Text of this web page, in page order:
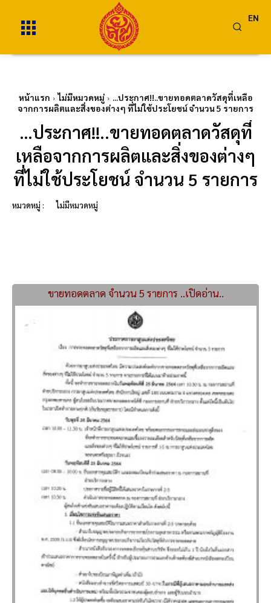
EN
หน้าแรก ไม่มีหมวดหมู่
...ประกาศ!!..ขายทอดตลาดวัสดุที่เหลือ
จากการผลิตและสิ่งของต่างๆ ที่ไม่ใช้ประโยชน์ จำนวน 5 รายการ
…ประกาศ!!..ขายทอดตลาดวัสดุที่
เหลือจากการผลิตและสิ่งของต่างๆ
ที่ไม่ใช้ประโยชน์ จำนวน 5 รายการ
หมวดหมู่ : ไม่มีหมวดหมู่
ขายทอดตลาด จำนวน 5 รายการ ..เปิดอ่าน..